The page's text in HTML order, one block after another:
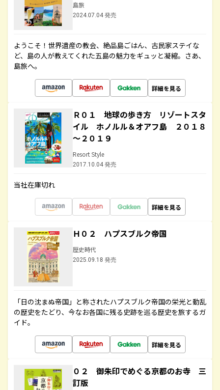
島旅
2024.07.04 発売
ようこそ！世界遺産の教会、絶品島ごはん、古民家ステイな
ど、島の人が教えてくれた五島の魅力をギュッと凝縮。さあ、
島旅へ。
詳細を見る
Ｒ０１ 地球の歩き方 リゾートスタ
イル ホノルル＆オアフ島 ２０１８
～２０１９
Resort Style
2017.10.04 発売
当社在庫切れ
詳細を見る
Ｈ０２ ハプスブルク帝国
歴史時代
2025.09.18 発売
「日の沈まぬ帝国」と称されたハプスブルク帝国の栄光と動乱
の歴史をたどり、今なお各国に残る史跡を巡る歴史を旅するガ
イド。
詳細を見る
０２ 御朱印でめぐる京都のお寺 三
訂版